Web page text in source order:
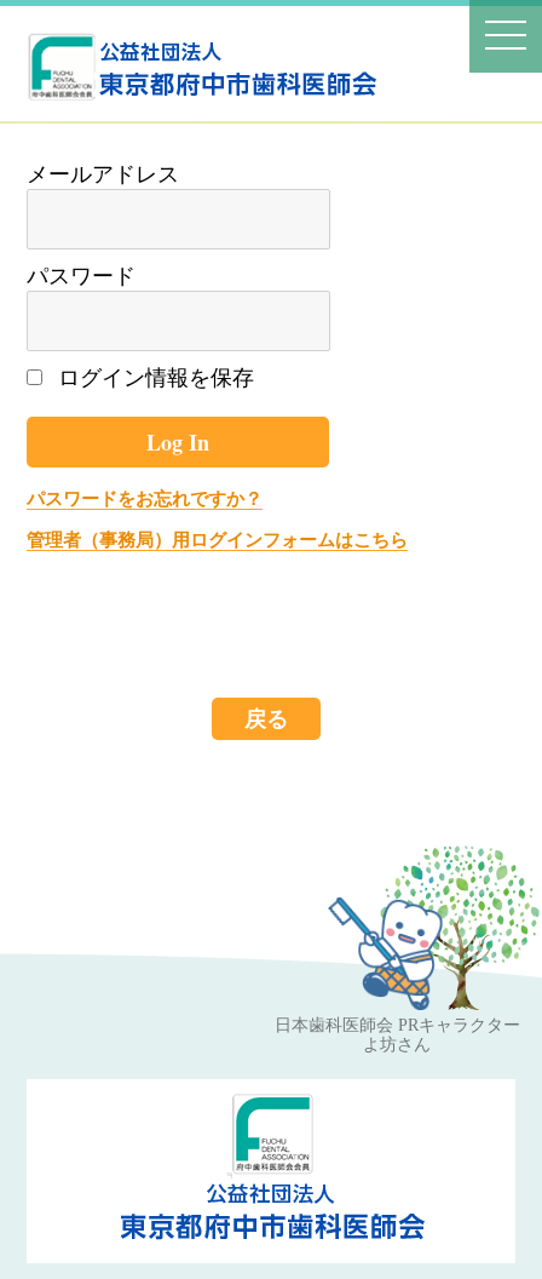
パスワード
ログイン情報を保存
パスワードをお忘れですか？
管理者（事務局）用ログインフォームはこちら
戻る
日本歯科医師会 PRキャラクター
よ坊さん